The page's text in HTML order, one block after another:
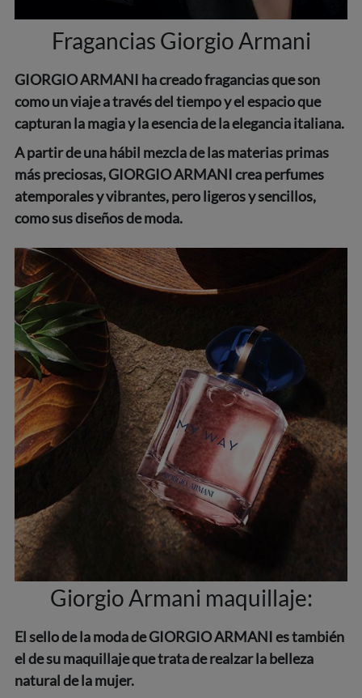
Fragancias Giorgio Armani
GIORGIO ARMANI ha creado fragancias que son
como un viaje a través del tiempo y el espacio que
capturan la magia y la esencia de la elegancia italiana.
A partir de una hábil mezcla de las materias primas
más preciosas, GIORGIO ARMANI crea perfumes
atemporales y vibrantes, pero ligeros y sencillos,
como sus diseños de moda.
Giorgio Armani maquillaje:
El sello de la moda de GIORGIO ARMANI es también
el de su maquillaje que trata de realzar la belleza
natural de la mujer.